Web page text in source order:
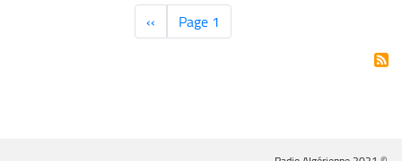
Page 1 الصفحة
التالية
››